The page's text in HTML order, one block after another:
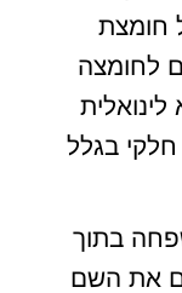
חומצת
לחומצה
חלקי בגלל
בתוך
את השם